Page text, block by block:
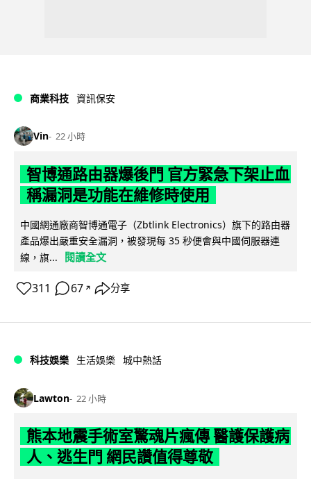
商業科技 資訊保安
Vin 22 小時
智博通路由器爆後門 官方緊急下架止血
稱漏洞是功能在維修時使用
中國網通廠商智博通電子（Zbtlink Electronics）旗下的路由器
產品爆出嚴重安全漏洞，被發現每 35 秒便會與中國伺服器連
線，旗...
閱讀全文
311 67 ↗ 分享
科技娛樂 生活娛樂 城中熱話
Lawton 22 小時
熊本地震手術室驚魂片瘋傳 醫護保護病
人、逃生門 網民讚值得尊敬